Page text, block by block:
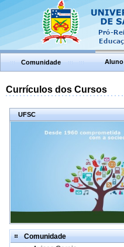
Comunidade Aluno
Currículos dos Cursos
UFSC
Comunidade